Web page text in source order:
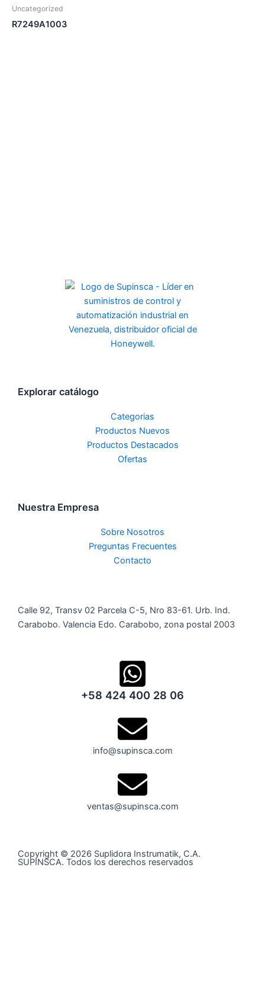
Uncategorized
R7249A1003
Explorar catálogo
Categorias
Productos Nuevos
Productos Destacados
Ofertas
Nuestra Empresa
Sobre Nosotros
Preguntas Frecuentes
Contacto
Calle 92, Transv 02 Parcela C-5, Nro 83-61. Urb. Ind.
Carabobo. Valencia Edo. Carabobo, zona postal 2003
+58 424 400 28 06
info@supinsca.com
ventas@supinsca.com
Copyright © 2026 Suplidora Instrumatik, C.A.
SUPINSCA. Todos los derechos reservados